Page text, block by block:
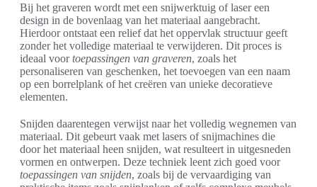
Bij het graveren wordt met een snijwerktuig of laser een
design in de bovenlaag van het materiaal aangebracht.
Hierdoor ontstaat een relief dat het oppervlak structuur geeft
zonder het volledige materiaal te verwijderen. Dit proces is
ideaal voortoepassingen van graveren, zoals het
personaliseren van geschenken, het toevoegen van een naam
op een borrelplank of het creëren van unieke decoratieve
elementen.
Snijden daarentegen verwijst naar het volledig wegnemen van
materiaal. Dit gebeurt vaak met lasers of snijmachines die
door het materiaal heen snijden, wat resulteert in uitgesneden
vormen en ontwerpen. Deze techniek leent zich goed voor
toepassingen van snijden, zoals bij de vervaardiging van